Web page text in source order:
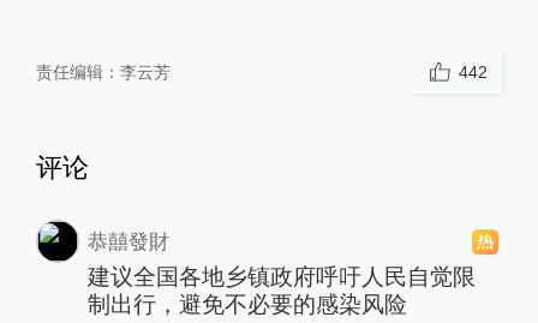
责任编辑： 李云芳 442
评论
恭囍發財
建议全国各地乡镇政府呼吁人民自觉限
制出行，避免不必要的感染风险